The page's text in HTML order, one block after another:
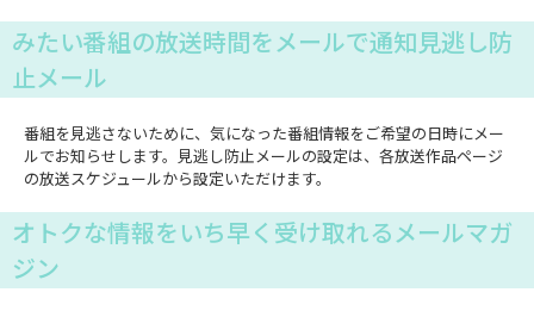
みたい番組の放送時間をメールで通知見逃し防
止メール
番組を見逃さないために、気になった番組情報をご希望の日時にメー
ルでお知らせします。見逃し防止メールの設定は、各放送作品ページ
の放送スケジュールから設定いただけます。
オトクな情報をいち早く受け取れるメールマガ
ジン